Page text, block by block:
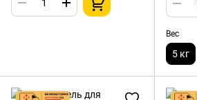
Вес
5 кг